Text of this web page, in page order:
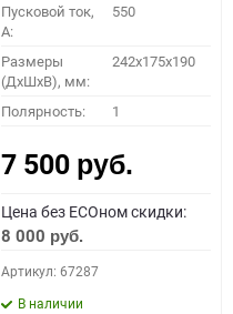
Пусковой ток,
A:
550
Размеры
(ДхШхВ), мм:
242x175x190
Полярность: 1
7 500 руб.
Цена без ECOном скидки:
8 000 руб.
Артикул: 67287
В наличии